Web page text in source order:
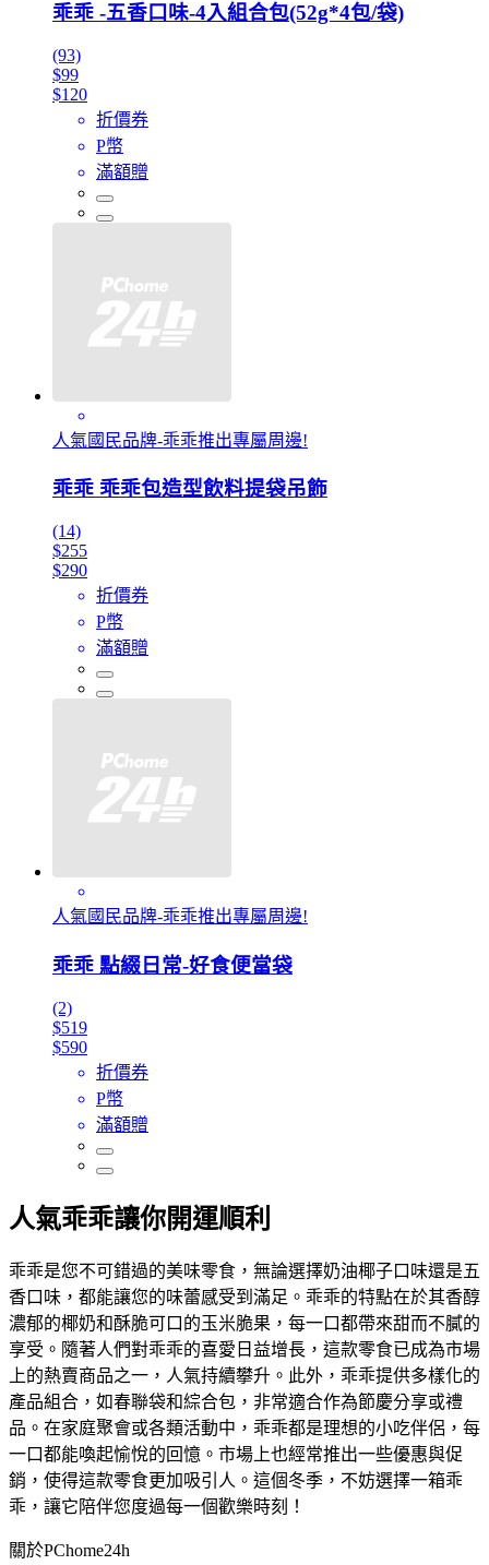
乖乖 -五香口味-4入組合包(52g*4包/袋)
(93)
$99
$120
折價券
P幣
滿額贈
人氣國民品牌-乖乖推出專屬周邊!
乖乖 乖乖包造型飲料提袋吊飾
(14)
$255
$290
折價券
P幣
滿額贈
人氣國民品牌-乖乖推出專屬周邊!
乖乖 點綴日常-好食便當袋
(2)
$519
$590
折價券
P幣
滿額贈
人氣乖乖讓你開運順利
乖乖是您不可錯過的美味零食，無論選擇奶油椰子口味還是五
香口味，都能讓您的味蕾感受到滿足。乖乖的特點在於其香醇
濃郁的椰奶和酥脆可口的玉米脆果，每一口都帶來甜而不膩的
享受。隨著人們對乖乖的喜愛日益增長，這款零食已成為市場
上的熱賣商品之一，人氣持續攀升。此外，乖乖提供多樣化的
產品組合，如春聯袋和綜合包，非常適合作為節慶分享或禮
品。在家庭聚會或各類活動中，乖乖都是理想的小吃伴侶，每
一口都能喚起愉悅的回憶。市場上也經常推出一些優惠與促
銷，使得這款零食更加吸引人。這個冬季，不妨選擇一箱乖
乖，讓它陪伴您度過每一個歡樂時刻！
關於PChome24h